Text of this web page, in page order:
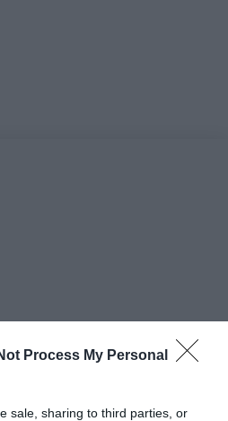
Process My Personal
sale, sharing to third parties, or